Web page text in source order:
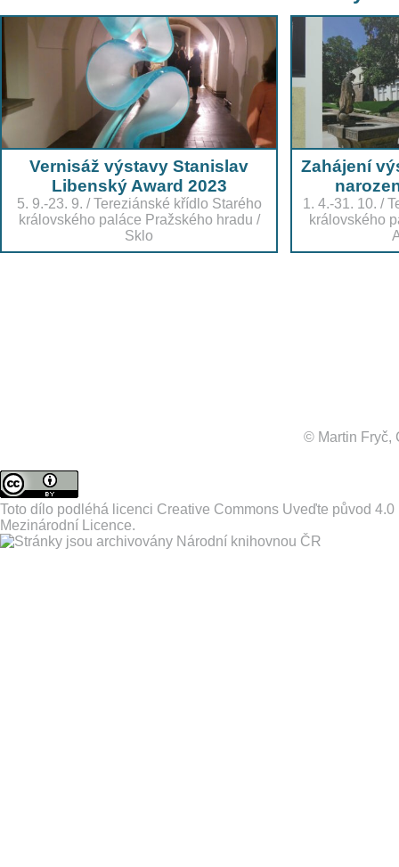
Vernisáž výstavy Stanislav
Libenský Award 2023
5. 9.-23. 9. /Tereziánské křídlo Starého
královského paláce Pražského hradu /
Sklo
Zahájení
1. 4.-31. 10. /
královského
© Martin Fryč,
Toto dílo podléhá licenci Creative Commons Uveďte původ 4.0
Mezinárodní Licence.